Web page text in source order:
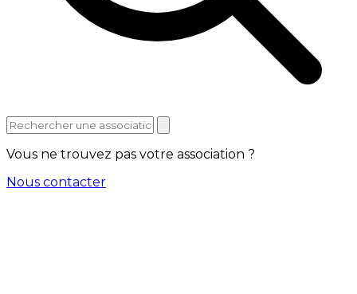
Vous ne trouvez pas votre association ?
Nous contacter